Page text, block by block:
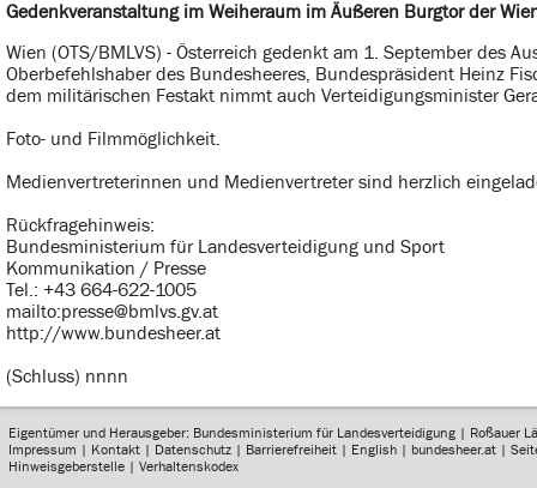
Gedenkveranstaltung im Weiheraum im Äußeren Burgtor der
Wien (OTS/BMLVS) - Österreich gedenkt am 1. September des
Oberbefehlshaber des Bundesheeres, Bundespräsident Heinz
dem militärischen Festakt nimmt auch Verteidigungsminister
Foto- und Filmmöglichkeit.
Medienvertreterinnen und Medienvertreter sind herzlich
Rückfragehinweis:
Bundesministerium für Landesverteidigung und Sport
Kommunikation / Presse
Tel.: +43 664-622-1005
mailto:presse@bmlvs.gv.at
http://www.bundesheer.at
(Schluss) nnnn
Eigentümer und Herausgeber: Bundesministerium für Landesverteidigung | Roßauer
Impressum | Kontakt | Datenschutz | Barrierefreiheit | English | bundesheer.at |
Hinweisgeberstelle |Verhaltenskodex